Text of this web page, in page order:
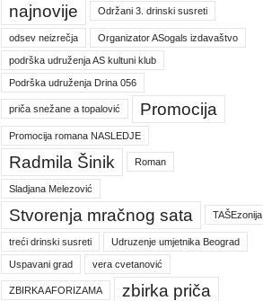
najnovije Održani 3. drinski susreti
odsev neizrečja Organizator ASogals izdavaštvo
podrška udruženja AS kultuni klub
Podrška udruženja Drina 056
priča snežane a topalović Promocija
Promocija romana NASLEDJE
Radmila Šinik Roman
Sladjana Melezović
Stvorenja mračnog sata TAŠEzonija
treći drinski susreti Udruzenje umjetnika Beograd
Uspavani grad vera cvetanović
ZBIRKA AFORIZAMA zbirka priča